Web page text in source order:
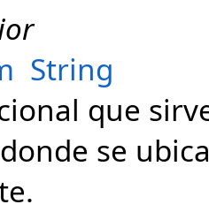
String
que
se